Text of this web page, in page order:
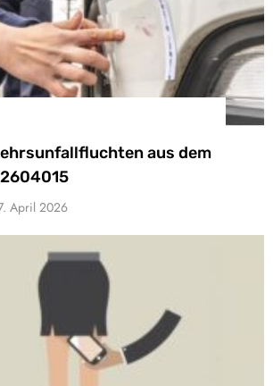
aus dem
April 2026